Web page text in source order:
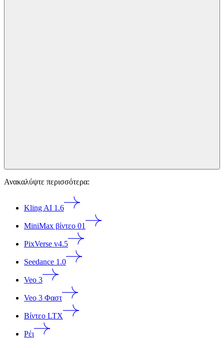
Ανακαλύψτε περισσότερα:
Kling AI 1.6
MiniMax βίντεο 01
PixVerse v4.5
Seedance 1.0
Veo 3
Veo 3 Φαστ
Βίντεο LTX
Ρέι